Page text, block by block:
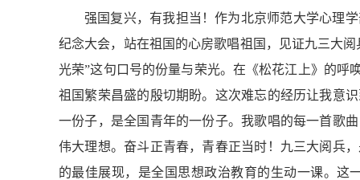
强国复兴，有我担当！作为北京师范大学心理
纪念大会，站在祖国的心房歌唱祖国，见证九三大
光荣”这句口号的份量与荣光。在《松花江上》的呼
祖国繁荣昌盛的殷切期盼。这次难忘的经历让我意
一份子，是全国青年的一份子。我歌唱的每一首歌
伟大理想。奋斗正青春，青春正当时！九三大阅兵
的最佳展现，是全国思想政治教育的生动一课。这